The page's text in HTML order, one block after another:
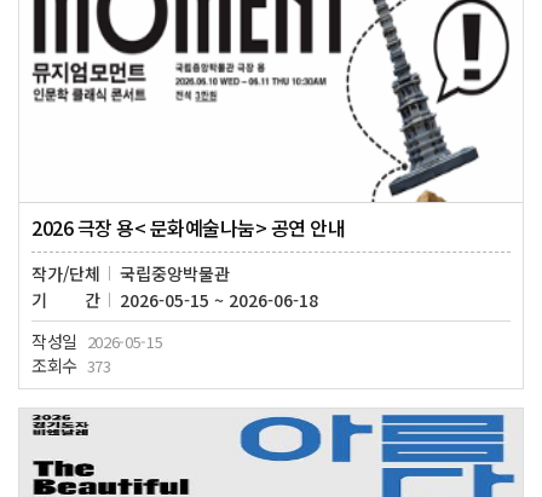
2026 극장 용< 문화예술나눔> 공연 안내
작가/단체
국립중앙박물관
기간
2026-05-15 ~ 2026-06-18
작성일 2026-05-15
조회수 373